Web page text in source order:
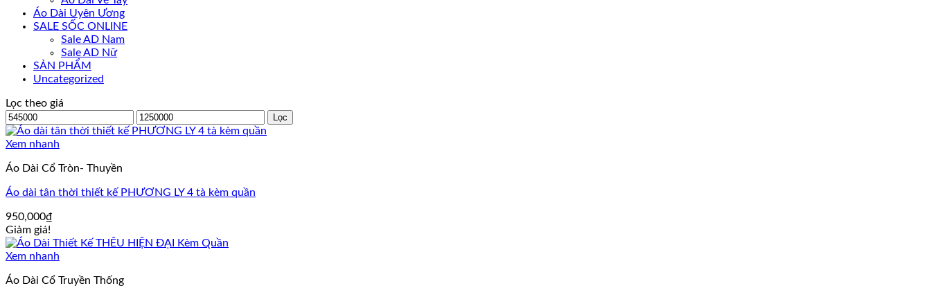
Áo Dài Uyên Ương
SALE SỐC ONLINE
Sale AD Nam
Sale AD Nữ
SẢN PHẨM
Uncategorized
Lọc theo giá
Giá
tối
thiểu
Giá
tối
Lọc
Xem nhanh
Áo Dài Cổ Tròn- Thuyền
Áo dài tân thời thiết kế PHƯƠNG LY 4 tà kèm quần
950,000₫
Giảm giá!
Xem nhanh
Áo Dài Cổ Truyền Thống